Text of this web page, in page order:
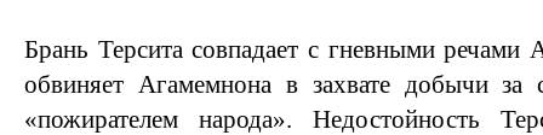
Брань Терсита совпадает с гневными речами
обвиняет Агамемнона в захвате добычи за
«пожирателем народа». Недостойность